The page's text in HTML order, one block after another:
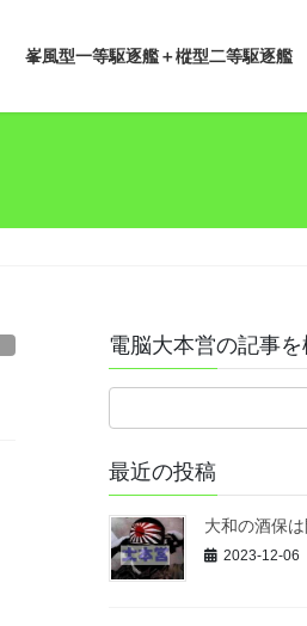
峯風型一等駆逐艦＋樅型二等駆逐艦
電脳大本営の記事
最近の投稿
大和の酒保
2023-12-06